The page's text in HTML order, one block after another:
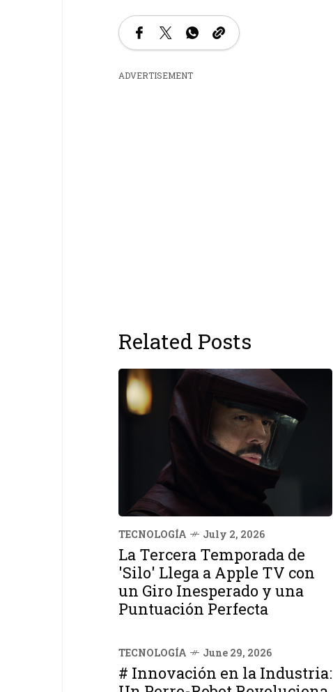
ADVERTISEMENT
Related Posts
TECNOLOGÍA July 2, 2026
La Tercera Temporada de
'Silo' Llega a Apple TV con
un Giro Inesperado y una
Puntuación Perfecta
TECNOLOGÍA June 29, 2026
# Innovación en la Industria: